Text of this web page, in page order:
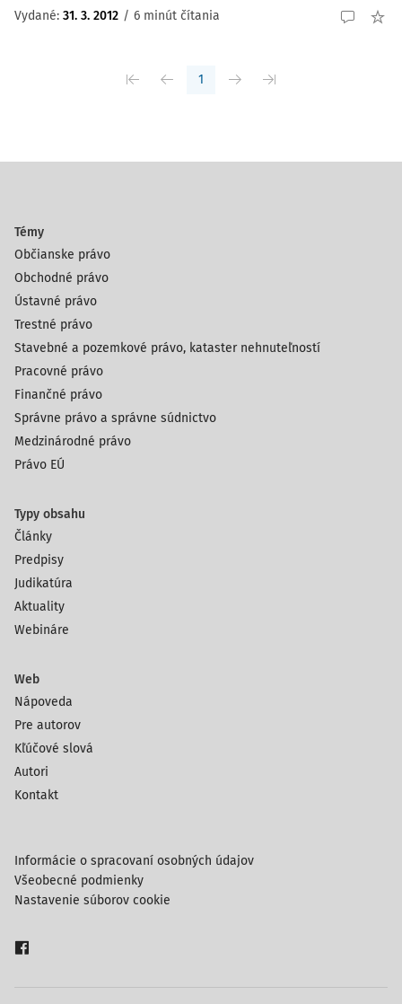
Vydané: 31. 3. 2012 / 6 minút čítania
1
Témy
Občianske právo
Obchodné právo
Ústavné právo
Trestné právo
Stavebné a pozemkové právo, kataster nehnuteľností
Pracovné právo
Finančné právo
Správne právo a správne súdnictvo
Medzinárodné právo
Právo EÚ
Typy obsahu
Články
Predpisy
Judikatúra
Aktuality
Webináre
Web
Nápoveda
Pre autorov
Kľúčové slová
Autori
Kontakt
Informácie o spracovaní osobných údajov
Všeobecné podmienky
Nastavenie súborov cookie